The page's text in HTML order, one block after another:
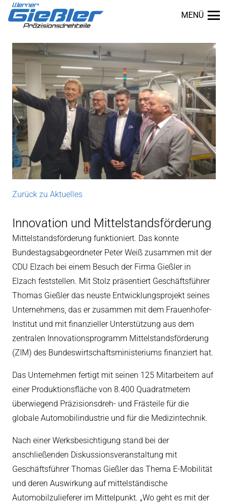
MENÜ
Zurück zu Aktuelles
Innovation und Mittelstandsförderung
Mittelstandsförderung funktioniert. Das konnte
Bundestagsabgeordneter Peter Weiß zusammen mit der
CDU Elzach bei einem Besuch der Firma Gießler in
Elzach feststellen. Mit Stolz präsentiert Geschäftsführer
Thomas Gießler das neuste Entwicklungsprojekt seines
Unternehmens, das er zusammen mit dem Frauenhofer-
Institut und mit finanzieller Unterstützung aus dem
zentralen Innovationsprogramm Mittelstandsförderung
(ZIM) des Bundeswirtschaftsministeriums finanziert hat.
Das Unternehmen fertigt mit seinen 125 Mitarbeitern auf
einer Produktionsfläche von 8.400 Quadratmetern
überwiegend Präzisionsdreh- und Frästeile für die
globale Automobilindustrie und für die Medizintechnik.
Nach einer Werksbesichtigung stand bei der
anschließenden Diskussionsveranstaltung mit
Geschäftsführer Thomas Gießler das Thema E-Mobilität
und deren Auswirkung auf mittelständische
Automobilzulieferer im Mittelpunkt. „Wo geht es mit der